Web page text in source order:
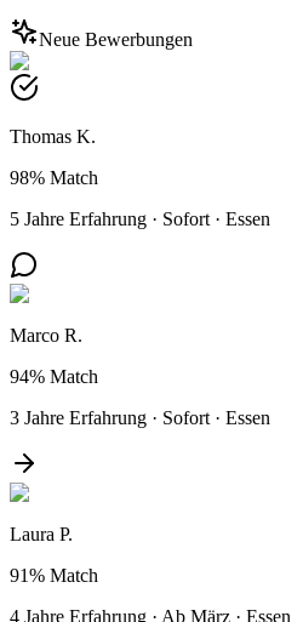
Neue Bewerbungen
Thomas K.
98% Match
5 Jahre Erfahrung · Sofort · Essen
Marco R.
94% Match
3 Jahre Erfahrung · Sofort · Essen
Laura P.
91% Match
4 Jahre Erfahrung · Ab März · Essen